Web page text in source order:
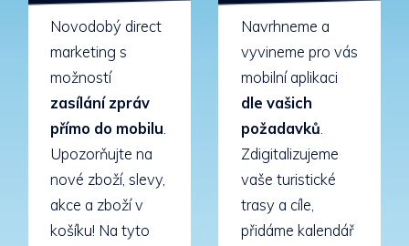
Novodobý direct
marketing s
možností
zasílání zpráv
přímo do mobilu.
Upozorňujte na
nové zboží, slevy,
akce a zboží v
košíku! Na tyto
Navrhneme a
vyvineme pro vás
mobilní aplikaci
dle vašich
požadavků.
Zdigitalizujeme
vaše turistické
trasy a cíle,
přidáme kalendář